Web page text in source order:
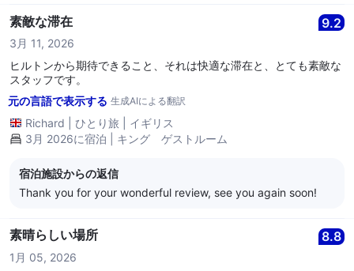
your stay. Your comments have been noted to help us
have the pleasure of welcoming you back again in the future.
Kind regards Hilton Cardiff Team
素敵な滞在 9.2
3月 11, 2026
ヒルトンから期待できること、それは快適な滞在と、とても素敵な
スタッフです。
元の言語で表示する 生成AIによる翻訳
Richard ひとり旅
イギリス
3月 2026に宿泊 | キング ゲストルーム
宿泊施設からの返信
Thank you for your wonderful review, see you again soon!
素晴らしい場所 8.8
1月 05, 2026